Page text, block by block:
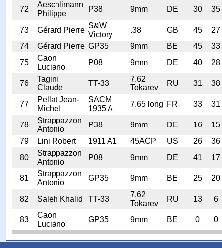
72
Aeschlimann
Philippe
P38 9mm DE 30 35
73 Gérard Pierre
S&W
Victory
.38 GB 45
27
74
Gérard Pierre GP35 9mm BE 45
33
75
Caon
Luciano
P08 9mm DE 40 28
76
Tagini
Claude
TT-33
7.62
Tokarev
RU 31 38
77
Pellat Jean-
Michel
SACM
1935 A
7.65 long FR 33 31
78
Strappazzon
Antonio
P38 9mm DE 16
15
79
Lini Robert 1911 A1 45ACP US 26
36
80
Strappazzon
Antonio
P08 9mm DE 41 17
81
Strappazzon
Antonio
GP35 9mm BE 25 20
82 Saleh Khalid TT-33
7.62
Tokarev
RU 13 6
83
Caon
Luciano
GP35 9mm BE 0 0